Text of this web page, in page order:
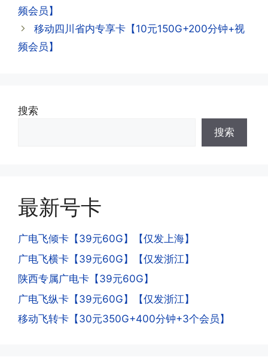
查询到流量和话费是否正常到账;如果未
到，耐心等待48小时后，再刷新app即
可;
答:这是属于正常现象，属于刚激活到账
延期，所有话费和流量会在72小时之内
到账，仅针对首月才会延迟到账，次月起
的天数折算到账，次月就会全额到账，留
意流量到账时间，避免在未到账之前使用
·4.实际扣费月租
(1)首月扣费:电信是首月免费，联通是按
原套餐折算后扣费，移动是全月全价扣
·3.注销后，会不会影响我的信誉?
答:不会的，提交注销后号码就会自动回
人。他们是用专业设备插手机卡打的，所
以会经常换卡槽换设备。所以基于这些特
的异常使用行为，就会让你二次认证。二
次认证是为了证明你本人在使用这张卡。
一般二次认证的流程是本人使用这张卡的
件，来证明是本人在使用。具体可以网上
搜索关键词:断卡行动。
频会员】
移动四川省内专享卡【10元150G+200分钟+视
频会员】
搜索
搜索
最新号卡
广电飞倾卡【39元60G】【仅发上海】
广电飞横卡【39元60G】【仅发浙江】
陕西专属广电卡【39元60G】
广电飞纵卡【39元60G】【仅发浙江】
移动飞转卡【30元350G+400分钟+3个会员】